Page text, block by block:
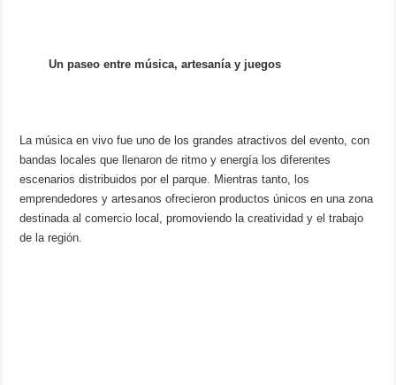
Un paseo entre música, artesanía y juegos
La música en vivo fue uno de los grandes atractivos del evento, con
bandas locales que llenaron de ritmo y energía los diferentes
escenarios distribuidos por el parque. Mientras tanto, los
emprendedores y artesanos ofrecieron productos únicos en una zona
destinada al comercio local, promoviendo la creatividad y el trabajo
de la región.